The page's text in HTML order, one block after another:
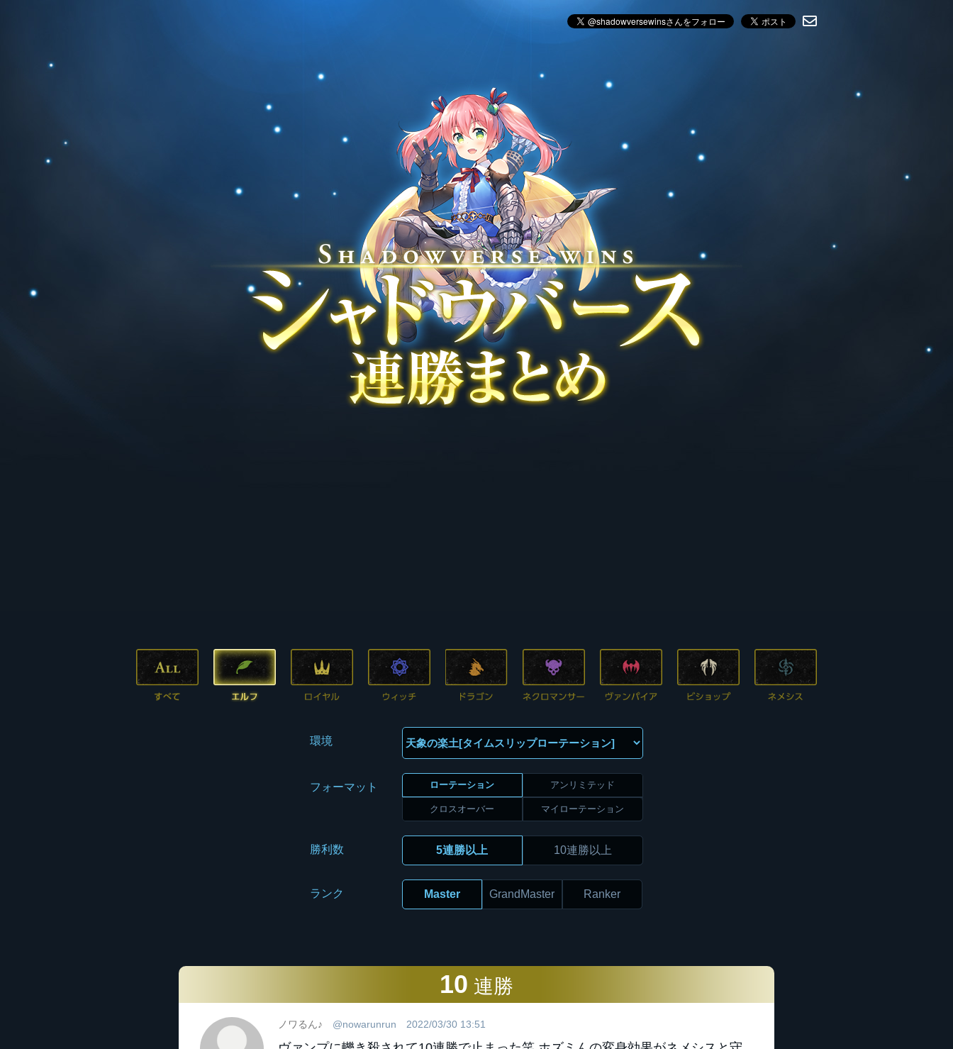
環境
フォーマット ローテーション アンリミテッド
クロスオーバー マイローテーション
勝利数 5連勝以上 10連勝以上
ランク Master GrandMaster Ranker
10 連勝
ノワるん♪ @nowarunrun 2022/03/30 13:51